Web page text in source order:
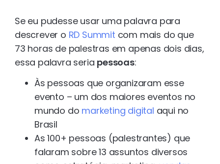
Se eu pudesse usar uma palavra para
descrever o RD Summit com mais do que
73 horas de palestras em apenas dois dias,
essa palavra seria pessoas:
Às pessoas que organizaram esse
evento – um dos maiores eventos no
mundo do marketing digital aqui no
Brasil
As 100+ pessoas (palestrantes) que
falaram sobre 13 assuntos diversos